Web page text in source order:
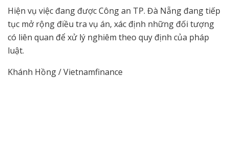
Hiện vụ việc đang được Công an TP. Đà Nẵng đang tiếp
tục mở rộng điều tra vụ án, xác định những đối tượng
có liên quan để xử lý nghiêm theo quy định của pháp
luật.
Khánh Hồng / Vietnamfinance